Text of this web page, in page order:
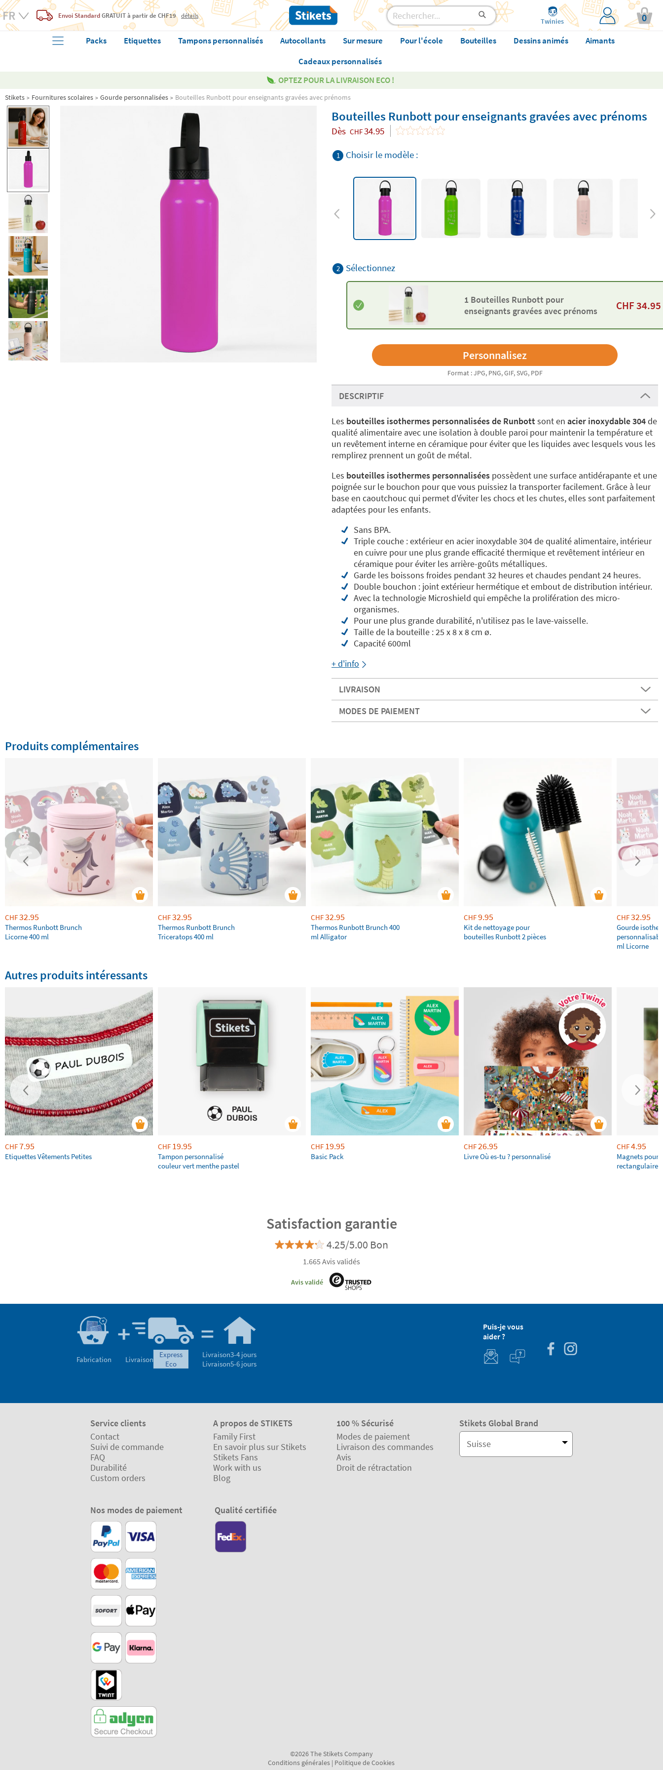
Envoi StandardGRATUITà partir de CHF19 détails
Twinies 0
Packs Etiquettes Tampons personnalisés Autocollants Sur mesure Pour l'école Bouteilles Dessins animés
Aimants
Cadeaux personnalisés
OPTEZ POUR LA LIVRAISON ECO !
Stikets Fournitures scolaires Gourde personnalisées Bouteilles Runbott pour enseignants gravées avec prénoms
Bouteilles Runbott pour enseignants gravées avec prénoms
Dès CHF34.95
1 Choisir le modèle :
2 Sélectionnez
1 Bouteilles Runbott pour
enseignants gravées avec prénoms
CHF34.95
Format : JPG, PNG, GIF, SVG, PDF
DESCRIPTIF
Les bouteilles isothermes personnalisées de Runbottsont en acier inoxydable 304de
qualité alimentaire avec une isolation à double paroi pour maintenir la température et
un revêtement interne en céramique pour éviter que les liquides avec lesquels vous les
remplirez prennent un goût de métal.
Les bouteilles isothermes personnalisées possèdent une surface antidérapante et une
poignée sur le bouchon pour que vous puissiez la transporter facilement. Grâce à leur
base en caoutchouc qui permet d'éviter les chocs et les chutes, elles sont parfaitement
adaptées pour les enfants.
Sans BPA.
Triple couche : extérieur en acier inoxydable 304 de qualité alimentaire, intérieur
en cuivre pour une plus grande efficacité thermique et revêtement intérieur en
céramique pour éviter les arrière-goûts métalliques.
Garde les boissons froides pendant 32 heures et chaudes pendant 24 heures.
Double bouchon : joint extérieur hermétique et embout de distribution intérieur.
Avec la technologie Microshield qui empêche la prolifération des micro-
organismes.
Pour une plus grande durabilité, n'utilisez pas le lave-vaisselle.
Taille de la bouteille : 25 x 8 x 8 cm ø.
Capacité 600ml
+ d'info
LIVRAISON
MODES DE PAIEMENT
Produits complémentaires
CHF32.95
Thermos Runbott Brunch
Licorne 400 ml
CHF32.95
Thermos Runbott Brunch
Triceratops 400 ml
CHF32.95
Thermos Runbott Brunch 400
ml Alligator
CHF9.95
Kit de nettoyage pour
bouteilles Runbott 2 pièces
CHF32.95
Gourde
ml Licorne
Autres produits intéressants
CHF7.95
Etiquettes Vêtements Petites
CHF 19.95
Tampon personnalisé
couleur vert menthe pastel
CHF 19.95
Basic Pack
CHF26.95
Livre Où es-tu ? personnalisé
CHF4.95
Magnets pour
rectangulaires
Satisfaction garantie
4.25/5.00 Bon
1.665 Avis validés
Avis validé
Fabrication Livraison
express
eco
Livraison3-4 jours
Livraison5-6 jours
Puis-je vous
aider ?
Service clients
Contact
Suivi de commande
FAQ
Durabilité
Custom orders
A propos de STIKETS
Family First
En savoir plus sur Stikets
Stikets Fans
Work with us
Blog
100 % Sécurisé
Modes de paiement
Livraison des commandes
Avis
Droit de rétractation
Stikets Global Brand
Suisse
Nos modes de paiement Qualité certifiée
©2026 The Stikets Company
Conditions générales | Politique de Cookies